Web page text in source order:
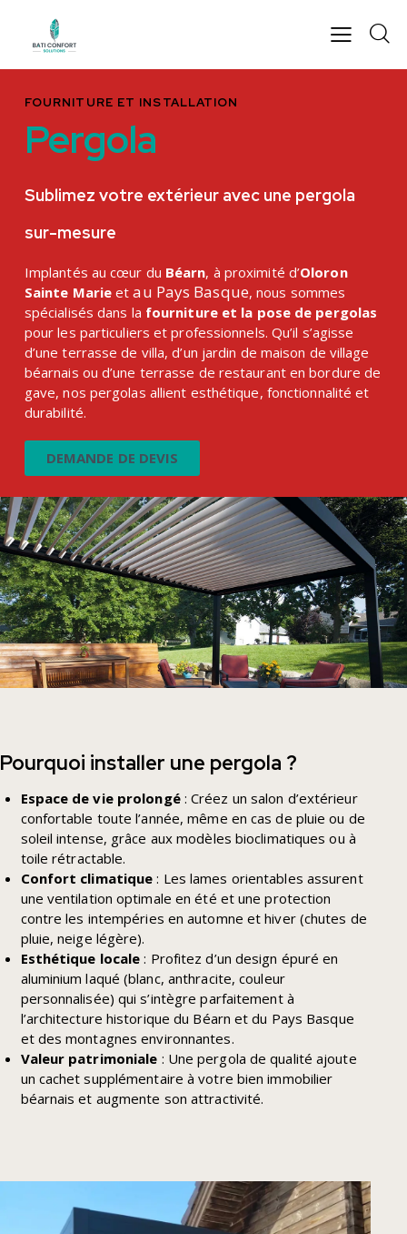
FOURNITURE ET INSTALLATION
Pergola
Sublimez votre extérieur avec une pergola
sur-mesure
Implantés au cœur du Béarn, à proximité d’Oloron
Sainte Marie et au Pays Basque, nous sommes
spécialisés dans la fourniture et la pose de pergolas
pour les particuliers et professionnels. Qu’il s’agisse
d’une terrasse de villa, d’un jardin de maison de village
béarnais ou d’une terrasse de restaurant en bordure de
gave, nos pergolas allient esthétique, fonctionnalité et
durabilité.
DEMANDE DE DEVIS
Pourquoi installer une pergola ?
Espace de vie prolongé: Créez un salon d’extérieur
confortable toute l’année, même en cas de pluie ou de
soleil intense, grâce aux modèles bioclimatiques ou à
toile rétractable.
Confort climatique : Les lames orientables assurent
une ventilation optimale en été et une protection
contre les intempéries en automne et hiver (chutes de
pluie, neige légère).
Esthétique locale : Profitez d’un design épuré en
aluminium laqué (blanc, anthracite, couleur
personnalisée) qui s’intègre parfaitement à
l’architecture historique du Béarn et du Pays Basque
et des montagnes environnantes.
Valeur patrimoniale : Une pergola de qualité ajoute
un cachet supplémentaire à votre bien immobilier
béarnais et augmente son attractivité.